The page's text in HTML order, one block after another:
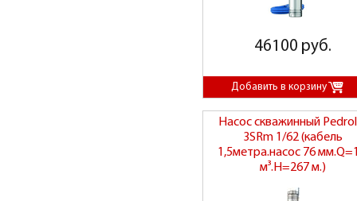
46100 руб.
Насос скважинный
3SRm 1/62 (кабель
1,5метра.насос 76
м³.H=267 м.)